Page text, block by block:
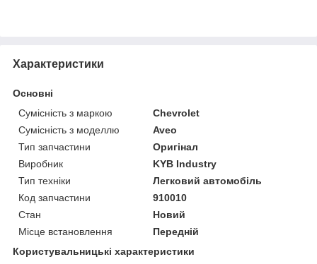
Характеристики
Основні
Сумісність з маркою
Chevrolet
Сумісність з моделлю
Aveo
Тип запчастини
Оригінал
Виробник
KYB Industry
Тип техніки
Легковий автомобіль
Код запчастини
910010
Стан
Новий
Місце встановлення
Передній
Користувальницькі характеристики